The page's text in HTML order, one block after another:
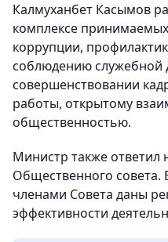
Калмуханбет Касымов
комплексе
коррупции,
соблюдению служебной
совершенствовании
работы, открытому
общественностью.
Министр также ответил
Общественного совета.
членами Совета даны
эффективности